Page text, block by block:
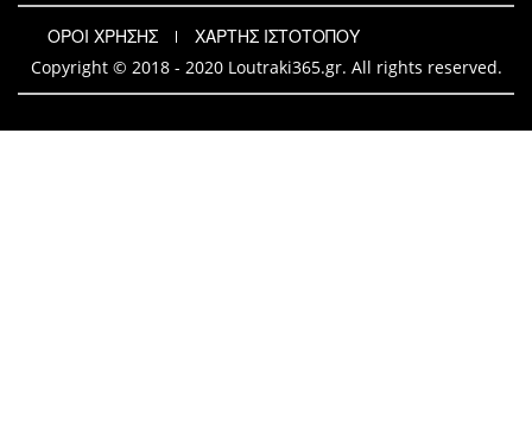
ΟΡΟΙ ΧΡΗΣΗΣ
ΧΑΡΤΗΣ ΙΣΤΟΤΟΠΟΥ
Copyright © 2018 - 2020 Loutraki365.gr. All rights reserved.